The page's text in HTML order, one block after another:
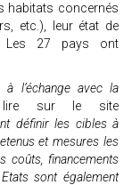
habitats concernés
etc.), leur état de
Les 27 pays ont
à l’échange avec la
lire sur le site
définir les cibles à
et mesures les
coûts, financements
sont également